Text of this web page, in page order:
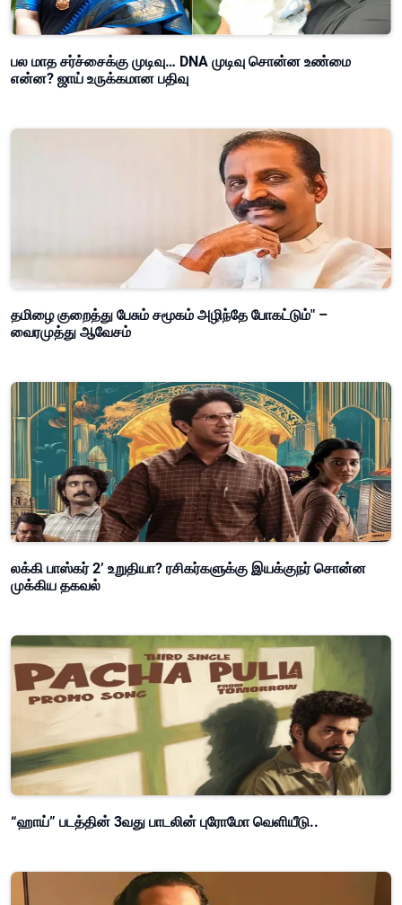
பல மாத சர்ச்சைக்கு முடிவு… DNA முடிவு சொன்ன உண்மை
என்ன? ஜாய் உருக்கமான பதிவு
தமிழை குறைத்து பேசும் சமூகம் அழிந்தே போகட்டும்" –
வைரமுத்து ஆவேசம்
லக்கி பாஸ்கர் 2’ உறுதியா? ரசிகர்களுக்கு இயக்குநர் சொன்ன
முக்கிய தகவல்
“ஹாய்” படத்தின் 3வது பாடலின் புரோமோ வெளியீடு..